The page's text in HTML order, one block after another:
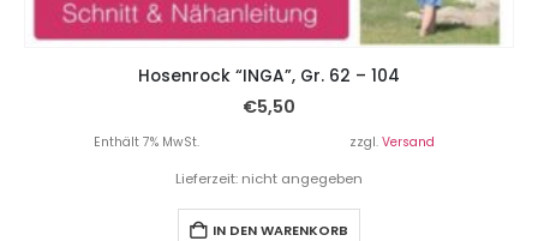
Hosenrock “INGA”, Gr. 62 – 104
€5,50
Enthält 7% MwSt. zzgl. Versand
Lieferzeit: nicht angegeben
IN DEN WARENKORB